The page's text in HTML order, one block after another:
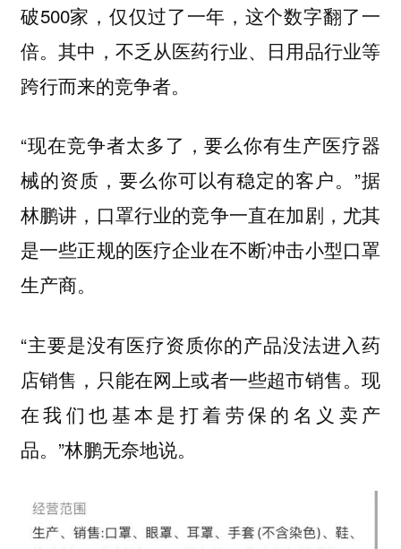
破500家，仅仅过了一年，这个数字翻了一
倍。其中，不乏从医药行业、日用品行业等
跨行而来的竞争者。
“现在竞争者太多了，要么你有生产医疗器
械的资质，要么你可以有稳定的客户。”据
林鹏讲，口罩行业的竞争一直在加剧，尤其
是一些正规的医疗企业在不断冲击小型口罩
生产商。
“主要是没有医疗资质你的产品没法进入药
店销售，只能在网上或者一些超市销售。现
在我们也基本是打着劳保的名义卖产
品。”林鹏无奈地说。